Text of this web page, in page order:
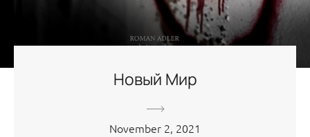
Новый Мир
November 2, 2021